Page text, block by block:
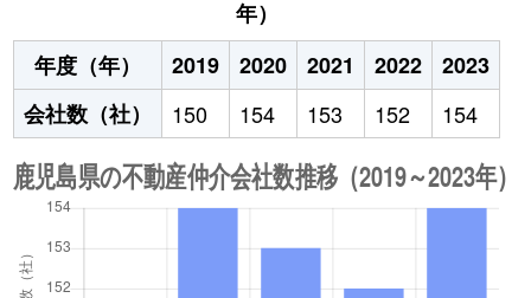
年）
年度（年）
2019 2020 2021 2022
2023
会社数（社）
150 154 153 152 154